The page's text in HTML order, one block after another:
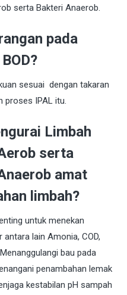
serta Bakteri Anaerob.
pada
sesuai dengan takaran
proses IPAL itu.
Limbah
serta
amat
limbah?
untuk menekan
lain Amonia, COD,
bau pada
penambahan lemak
kestabilan pH sampah